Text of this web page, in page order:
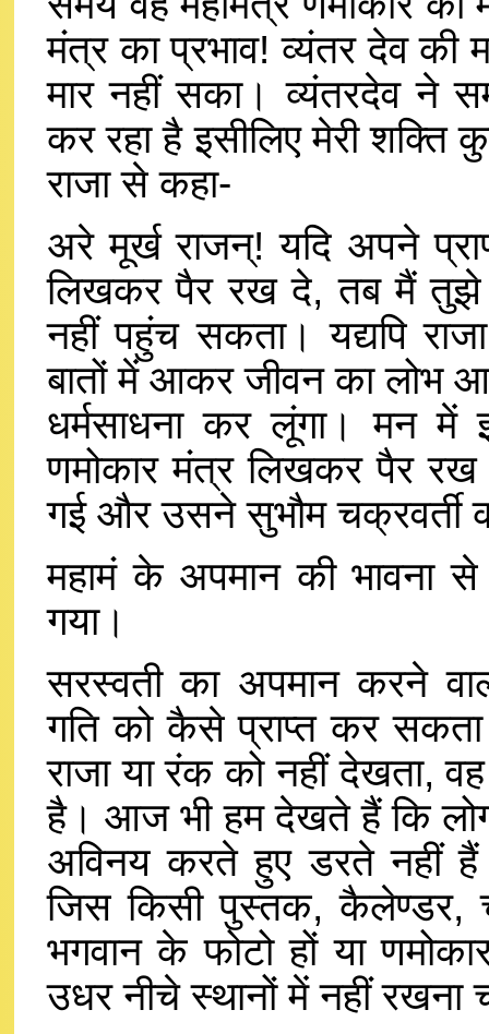
मंत्र का प्रभाव! व्यंतर देव की
मार नहीं सका। व्यंतरदेव ने
कर रहा है इसीलिए मेरी
राजा से कहा-
अरे मूर्ख राजन्! यदि अपने
लिखकर पैर रख दे, तब मैं तुझे
नहीं पहुंच सकता। यद्यपि
बातों में आकर जीवन का लोभ आ
धर्मसाधना कर लूंगा। मन
णमोकार मंत्र लिखकर पैर रख
गई और उसने सुभौम चक्रवर्ती
महामं के अपमान की भावना
गया।
सरस्वती का अपमान करने
गति को कैसे प्राप्त कर सकता
राजा या रंक को नहीं देखता,
है। आज भी हम देखते हैं कि लोग
अविनय करते हुए डरते नहीं हैं
जिस किसी पुस्तक, कैलेण्डर,
भगवान के फोटो हों या
उधर नीचे स्थानों में नहीं रखना